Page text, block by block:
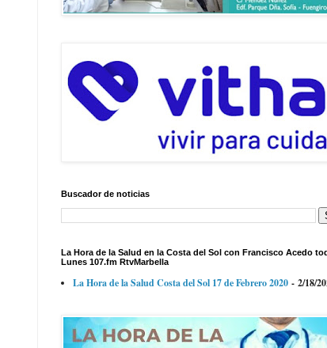
Buscador de noticias
La Hora de la Salud en la Costa del Sol con Francisco Acedo
Lunes 107.fm RtvMarbella
La Hora de la Salud Costa del Sol 17 de Febrero 2020 - 2/18/